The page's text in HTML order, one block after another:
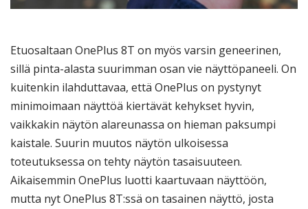
Etuosaltaan OnePlus 8T on myös varsin geneerinen,
sillä pinta-alasta suurimman osan vie näyttöpaneeli. On
kuitenkin ilahduttavaa, että OnePlus on pystynyt
minimoimaan näyttöä kiertävät kehykset hyvin,
vaikkakin näytön alareunassa on hieman paksumpi
kaistale. Suurin muutos näytön ulkoisessa
toteutuksessa on tehty näytön tasaisuuteen.
Aikaisemmin OnePlus luotti kaartuvaan näyttöön,
mutta nyt OnePlus 8T:ssä on tasainen näyttö, josta